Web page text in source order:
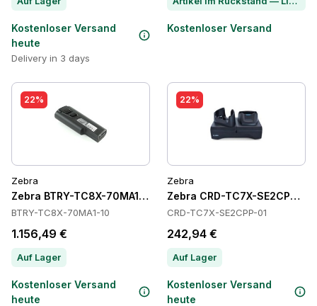
Kostenloser Versand
heute
Delivery in 3 days
Kostenloser Versand
22%
Zebra
Zebra BTRY-TC8X-70MA1-10 Batteries
BTRY-TC8X-70MA1-10
1.156,49 €
Auf Lager
Kostenloser Versand
heute
22%
Zebra
Zebra CRD-TC7X-SE2CPP-
CRD-TC7X-SE2CPP-01
242,94 €
Auf Lager
Kostenloser Versand
heute